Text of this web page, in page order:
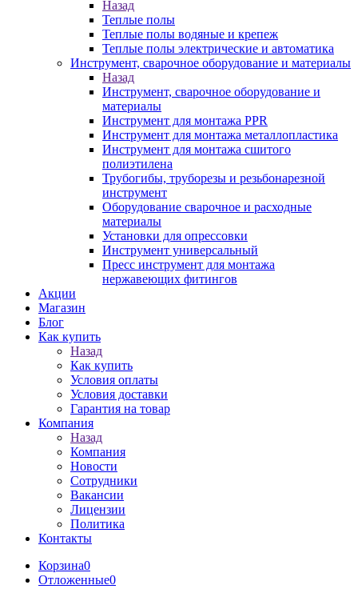
Назад
Теплые полы
Теплые полы водяные и крепеж
Теплые полы электрические и автоматика
Инструмент, сварочное оборудование и материалы
Назад
Инструмент, сварочное оборудование и
материалы
Инструмент для монтажа PPR
Инструмент для монтажа металлопластика
Инструмент для монтажа сшитого
полиэтилена
Трубогибы, труборезы и резьбонарезной
инструмент
Оборудование сварочное и расходные
материалы
Установки для опрессовки
Инструмент универсальный
Пресс инструмент для монтажа
нержавеющих фитингов
Акции
Магазин
Блог
Как купить
Назад
Как купить
Условия оплаты
Условия доставки
Гарантия на товар
Компания
Назад
Компания
Новости
Сотрудники
Вакансии
Лицензии
Политика
Контакты
Корзина0
Отложенные0